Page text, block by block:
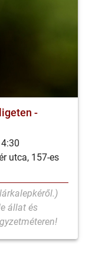
-
utca, 157-es
állat és
felmérni